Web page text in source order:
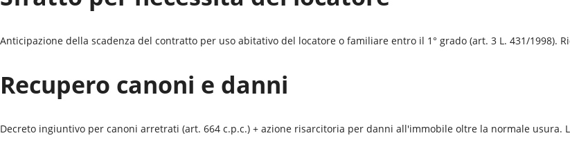
Anticipazione della scadenza del contratto per uso abitativo del locatore o familiare entro il 1° grado (art. 3 L. 431/1998).
Recupero canoni e danni
Decreto ingiuntivo per canoni arretrati (art. 664 c.p.c.) + azione risarcitoria per danni all'immobile oltre la normale usura.